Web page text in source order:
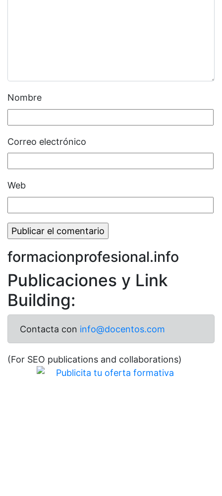
Nombre
Correo electrónico
Web
formacionprofesional.info
Publicaciones y Link
Building:
Contacta con info@docentos.com
(For SEO publications and collaborations)